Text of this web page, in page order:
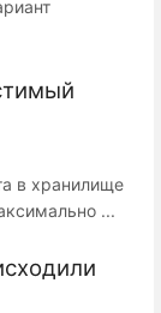
в хранилище
...